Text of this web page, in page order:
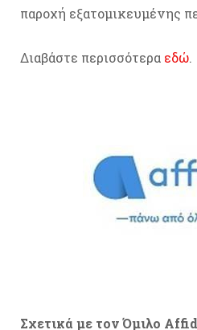
παροχή εξατομικευμένης
Διαβάστε περισσότερα εδώ.
Σχετικά με τον Όμιλο